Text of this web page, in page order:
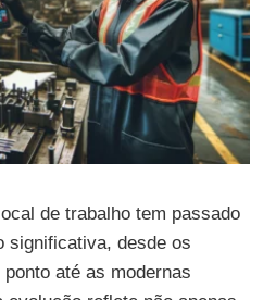
de trabalho tem passado
significativa, desde os
até as modernas